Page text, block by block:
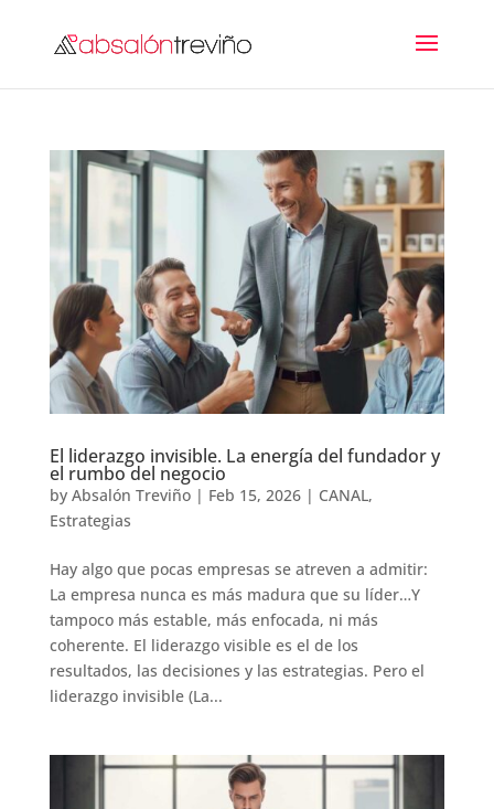
El liderazgo invisible. La energía del fundador y
el rumbo del negocio
by Absalón Treviño| Feb 15, 2026| CANAL,
Estrategias
Hay algo que pocas empresas se atreven a admitir:
La empresa nunca es más madura que su líder…Y
tampoco más estable, más enfocada, ni más
coherente. El liderazgo visible es el de los
resultados, las decisiones y las estrategias. Pero el
liderazgo invisible (La...